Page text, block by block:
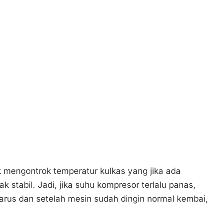
temperatur kulkas yang jika ada
stabil. Jadi, jika suhu kompresor terlalu panas,
dan setelah mesin sudah dingin normal kembai,